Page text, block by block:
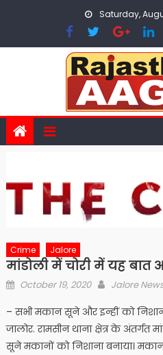
Saturday,
Crime Jalore
मांडोली में चोरी में यह बात
Posted
October 19, 2020 Author
Jalore
– सभी मकान सूने और इन्हीं को
जालोर. रामसीन थाना क्षेत्र के अंतर्गत
सूने मकानों को निशाना बनाया।